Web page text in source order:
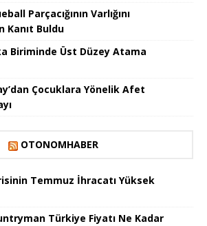
Parçacığının Varlığını
Kanıt Buldu
Biriminde Üst Düzey Atama
Çocuklara Yönelik Afet
OTONOMHABER
Temmuz İhracatı Yüksek
Türkiye Fiyatı Ne Kadar